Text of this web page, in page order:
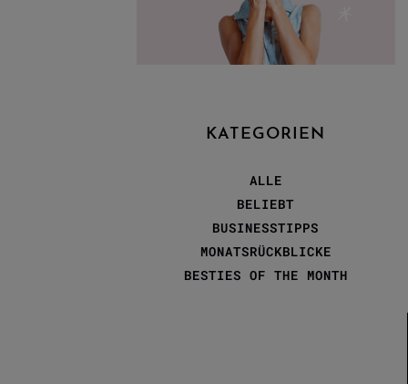
KATEGORIEN
ALLE
BELIEBT
BUSINESSTIPPS
MONATSRÜCKBLICKE
BESTIES OF THE MONTH